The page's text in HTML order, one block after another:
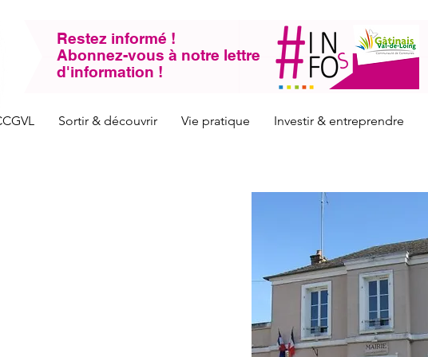
Sortir & découvrir Vie pratique Investir & entreprendre
Restez informé !
Abonnez-vous à notre lettre
d'information !